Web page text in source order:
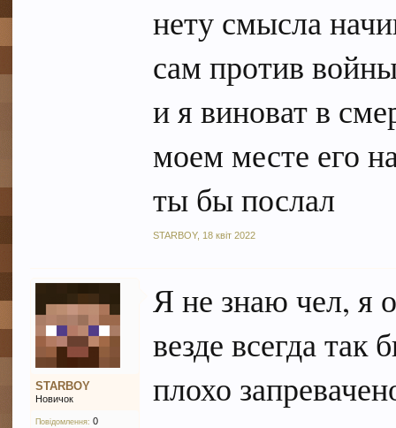
нету смысла
сам против
и я виноват в
моем месте его
ты бы послал
STARBOY, 18 квіт 2022
STARBOY
Новичок
Повідомлення: 0
Я не знаю чел, я
везде всегда так
плохо